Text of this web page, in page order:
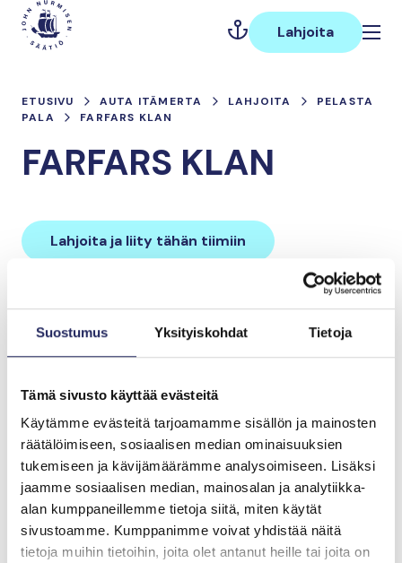
Suostumus Yksityiskohdat Tietoja
Tämä sivusto käyttää evästeitä
Käytämme evästeitä tarjoamamme sisällön ja mainosten
räätälöimiseen, sosiaalisen median ominaisuuksien
tukemiseen ja kävijämäärämme analysoimiseen. Lisäksi
jaamme sosiaalisen median, mainosalan ja analytiikka-
alan kumppaneillemme tietoja siitä, miten käytät
sivustoamme. Kumppanimme voivat yhdistää näitä
tietoja muihin tietoihin, joita olet antanut heille tai joita on
Hyppää
sisältöön
Päävalikko
Lahjoita
ETUSIVU AUTA ITÄMERTA LAHJOITA
PELASTA
PALA
FARFARS KLAN
FARFARS KLAN
Lahjoita ja liity tähän tiimiin
Tiimin lahjoitukset yhteensä:
Tiimille tehdyt
lahjoitukset
Lahjoita ja liity tähän tiimiin